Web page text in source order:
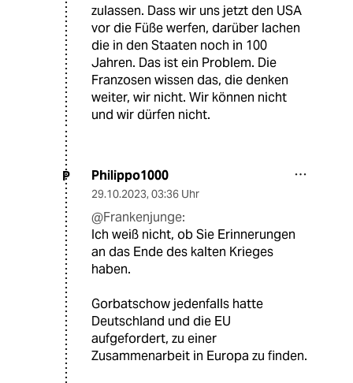
zulassen. Dass wir uns jetzt den USA
vor die Füße werfen, darüber lachen
die in den Staaten noch in 100
Jahren. Das ist ein Problem. Die
Franzosen wissen das, die denken
weiter, wir nicht. Wir können nicht
und wir dürfen nicht.
P Philippo1000
29.10.2023, 03:36 Uhr
@Frankenjunge:
Ich weiß nicht, ob Sie Erinnerungen
an das Ende des kalten Krieges
haben.
Gorbatschow jedenfalls hatte
Deutschland und die EU
aufgefordert, zu einer
Zusammenarbeit in Europa zu finden.